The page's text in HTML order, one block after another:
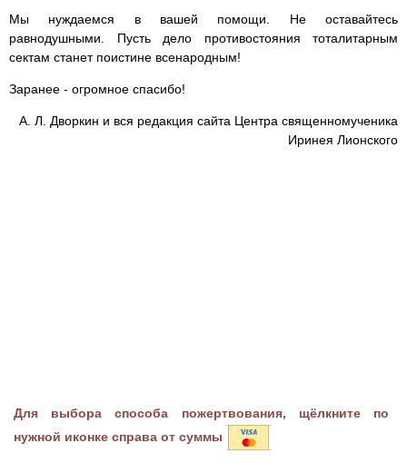
Мы нуждаемся в вашей помощи. Не оставайтесь
равнодушными. Пусть дело противостояния тоталитарным
сектам станет поистине всенародным!
Заранее - огромное спасибо!
А. Л. Дворкин и вся редакция сайта Центра священномученика
Иринея Лионского
Для выбора способа пожертвования, щёлкните по
нужной иконке справа от суммы